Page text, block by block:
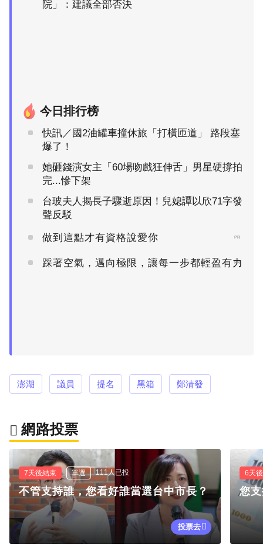
院」：建議全部否決
今日排行榜
快訊／國2油罐車撞休旅「打橫匝道」 路段塞
爆了！
她砸錢演女主「60場吻戲狂伸舌」男星硬撐拍
完...慘下架
台玻夫人揭長子驟逝原因！兒媳譚以欣71字發
聲反駁
做到這點才有資格說愛你 PR
踩著空氣，邁向極限，讓每一步都輕盈有力
PR
澎湖 議員 提名 黑箱 鄭清發
網路投票
7天後結束 單選 111人已投
不管支持誰，您看好誰當選台中市長？
投票去
6天
您